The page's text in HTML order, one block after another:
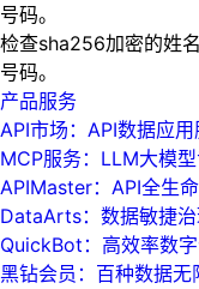
号码。
检查sha256加密的姓
号码。
产品服务
API市场：API数据应
MCP服务：LLM大模
APIMaster：API全生
DataArts：数据敏捷
QuickBot：高效率数
黑钻会员：百种数据无